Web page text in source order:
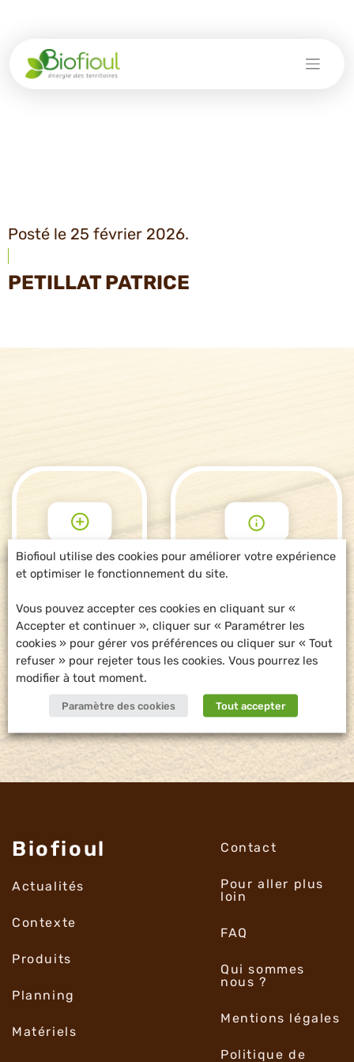
Posté le 25 février 2026.
PETILLAT PATRICE
POUR ALLER
PLUS LOIN
DEMANDE
D'INFORMATIONS
Biofioul
Actualités
Contexte
Produits
Planning
Matériels
Contact
Pour aller plus
loin
FAQ
Qui sommes
nous ?
Mentions légales
Politique de
Biofioul utilise des cookies pour améliorer votre expérience
et optimiser le fonctionnement du site.
Vous pouvez accepter ces cookies en cliquant sur «
Accepter et continuer », cliquer sur « Paramétrer les
cookies » pour gérer vos préférences ou cliquer sur « Tout
refuser » pour rejeter tous les cookies. Vous pourrez les
modifier à tout moment.
Paramètre des cookies Tout accepter